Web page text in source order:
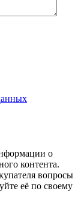
о
контента.
вопросы
её по своему